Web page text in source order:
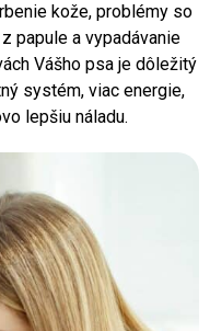
kože, problémy so
papule a vypadávanie
Vášho psa je dôležitý
systém, viac energie,
lepšiu náladu.